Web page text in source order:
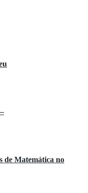
de Matemática no